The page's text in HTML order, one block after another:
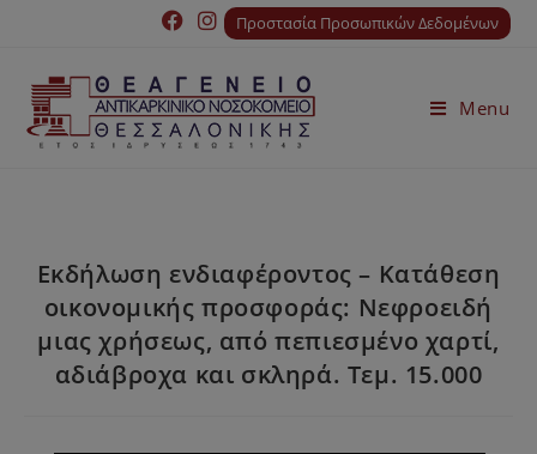
Προστασία Προσωπικών Δεδομένων
Menu
Εκδήλωση ενδιαφέροντος – Κατάθεση
οικονομικής προσφοράς: Νεφροειδή
μιας χρήσεως, από πεπιεσμένο χαρτί,
αδιάβροχα και σκληρά. Τεμ. 15.000